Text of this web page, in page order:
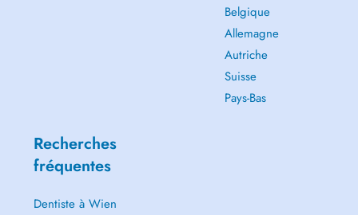
Belgique
Allemagne
Autriche
Suisse
Pays-Bas
Recherches
fréquentes
Dentiste à Wien